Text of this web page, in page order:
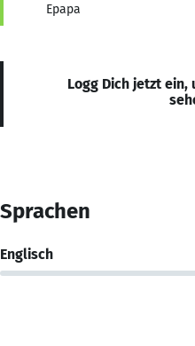
Epapa
Logg Dich jetzt ein,
Sprachen
Englisch